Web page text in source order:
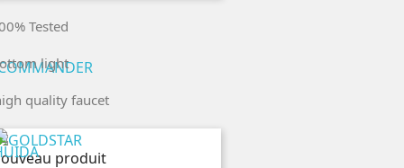
Tested
light
quality faucet
rapide
produit